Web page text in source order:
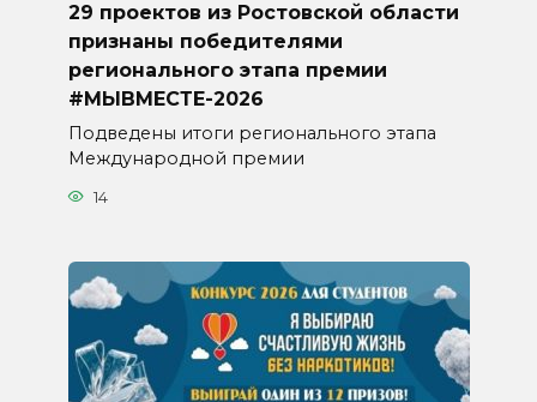
29 проектов из Ростовской области
признаны победителями
регионального этапа премии
#МЫВМЕСТЕ-2026
Подведены итоги регионального этапа
Международной премии
14